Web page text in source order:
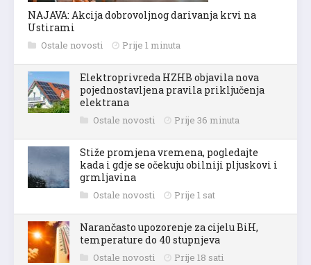
NAJAVA: Akcija dobrovoljnog darivanja krvi na
Ustirami
Ostale novosti Prije 1 minuta
Elektroprivreda HZHB objavila nova
pojednostavljena pravila priključenja
elektrana
Ostale novosti Prije 36 minuta
Stiže promjena vremena, pogledajte
kada i gdje se očekuju obilniji pljuskovi i
grmljavina
Ostale novosti Prije 1 sat
Narančasto upozorenje za cijelu BiH,
temperature do 40 stupnjeva
Ostale novosti Prije 18 sati